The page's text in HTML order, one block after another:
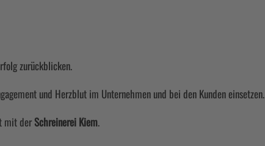
zurückblicken.
und Herzblut im Unternehmen und bei den Kunden einsetzen.
mit der Schreinerei Kiem.